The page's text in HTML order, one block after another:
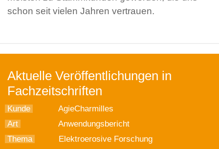
schon seit vielen Jahren vertrauen.
Aktuelle Veröffentlichungen in
Fachzeitschriften
Kunde
AgieCharmilles
Art
Anwendungsbericht
Thema
Elektroerosive Forschung